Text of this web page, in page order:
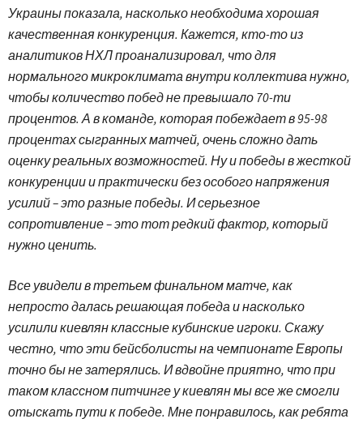
Украины показала, насколько необходима хорошая
качественная конкуренция. Кажется, кто-то из
аналитиков НХЛ проанализировал, что для
нормального микроклимата внутри коллектива нужно,
чтобы количество побед не превышало 70-ти
процентов. А в команде, которая побеждает в 95-98
процентах сыгранных матчей, очень сложно дать
оценку реальных возможностей. Ну и победы в жесткой
конкуренции и практически без особого напряжения
усилий – это разные победы. И серьезное
сопротивление – это тот редкий фактор, который
нужно ценить.
Все увидели в третьем финальном матче, как
непросто далась решающая победа и насколько
усилили киевлян классные кубинские игроки. Скажу
честно, что эти бейсболисты на чемпионате Европы
точно бы не затерялись. И вдвойне приятно, что при
таком классном питчинге у киевлян мы все же смогли
отыскать пути к победе. Мне понравилось, как ребята